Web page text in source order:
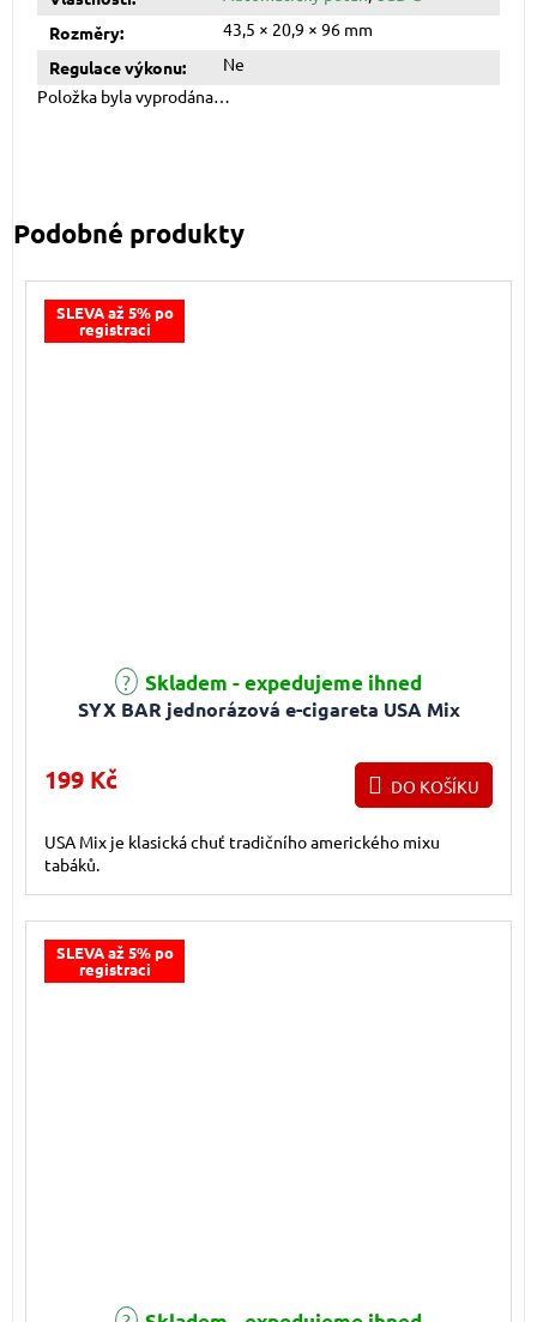
Rozměry:
43,5 × 20,9 × 96 mm
Regulace výkonu:
Ne
Položka byla vyprodána…
SLEVA až 5% po
registraci
SYX BAR jednorázová e-cigareta USA Mix
Průměrné hodnocení produktu je 4,3 z 5 hvězdiček.
Skladem - expedujeme ihned
199 Kč DO KOŠÍKU
USA Mix je klasická chuť tradičního amerického mixu
tabáků.
SLEVA až 5% po
registraci